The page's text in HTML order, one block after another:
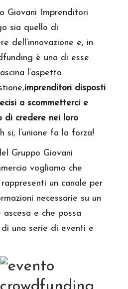
Giovani Imprenditori
sia quello di
dell’innovazione e, in
è una di esse.
l’aspetto
imprenditori disposti
a scommetterci e
di credere nei loro
si, l’unione fa la forza!
Gruppo Giovani
vogliamo che
rappresenti un canale per
necessarie su un
e che possa
una serie di eventi e